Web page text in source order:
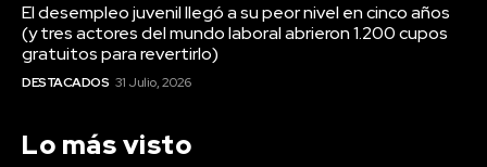
El desempleo juvenil llegó a su peor nivel en cinco años
(y tres actores del mundo laboral abrieron 1.200 cupos
gratuitos para revertirlo)
DESTACADOS 31 Julio, 2026
Lo más visto